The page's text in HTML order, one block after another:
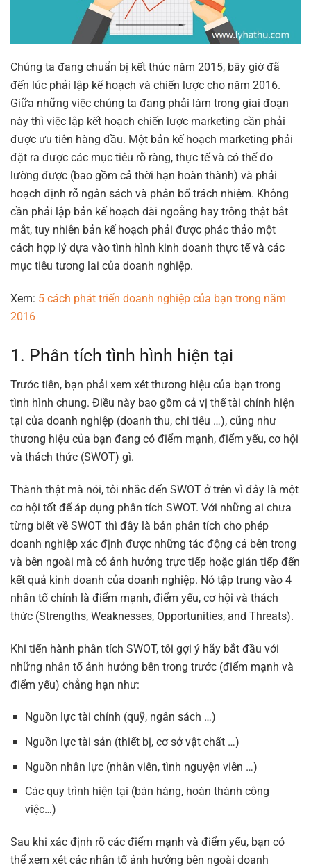
Chúng ta đang chuẩn bị kết thúc năm 2015, bây giờ đã
đến lúc phải lập kế hoạch và chiến lược cho năm 2016.
Giữa những việc chúng ta đang phải làm trong giai đoạn
này thì việc lập kết hoạch chiến lược marketing cần phải
được ưu tiên hàng đầu. Một bản kế hoạch marketing phải
đặt ra được các mục tiêu rõ ràng, thực tế và có thể đo
lường được (bao gồm cả thời hạn hoàn thành) và phải
hoạch định rõ ngân sách và phân bổ trách nhiệm. Không
cần phải lập bản kế hoạch dài ngoằng hay trông thật bắt
mắt, tuy nhiên bản kế hoạch phải được phác thảo một
cách hợp lý dựa vào tình hình kinh doanh thực tế và các
mục tiêu tương lai của doanh nghiệp.
Xem: 5 cách phát triển doanh nghiệp của bạn trong năm
2016
1. Phân tích tình hình hiện tại
Trước tiên, bạn phải xem xét thương hiệu của bạn trong
tình hình chung. Điều này bao gồm cả vị thế tài chính hiện
tại của doanh nghiệp (doanh thu, chi tiêu …), cũng như
thương hiệu của bạn đang có điểm mạnh, điểm yếu, cơ hội
và thách thức (SWOT) gì.
Thành thật mà nói, tôi nhắc đến SWOT ở trên vì đây là một
cơ hội tốt để áp dụng phân tích SWOT. Với những ai chưa
từng biết về SWOT thì đây là bản phân tích cho phép
doanh nghiệp xác định được những tác động cả bên trong
và bên ngoài mà có ảnh hưởng trực tiếp hoặc gián tiếp đến
kết quả kinh doanh của doanh nghiệp. Nó tập trung vào 4
nhân tố chính là điểm mạnh, điểm yếu, cơ hội và thách
thức (Strengths, Weaknesses, Opportunities, and Threats).
Khi tiến hành phân tích SWOT, tôi gợi ý hãy bắt đầu với
những nhân tố ảnh hưởng bên trong trước (điểm mạnh và
điểm yếu) chẳng hạn như:
Nguồn lực tài chính (quỹ, ngân sách …)
Nguồn lực tài sản (thiết bị, cơ sở vật chất …)
Nguồn nhân lực (nhân viên, tình nguyện viên …)
Các quy trình hiện tại (bán hàng, hoàn thành công
việc…)
Sau khi xác định rõ các điểm mạnh và điểm yếu, bạn có
thể xem xét các nhân tố ảnh hưởng bên ngoài doanh